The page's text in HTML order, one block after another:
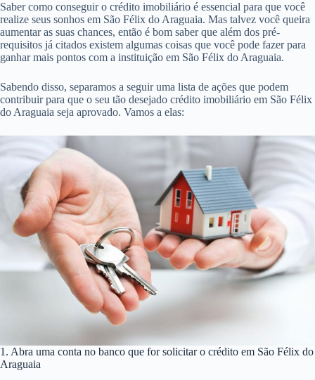
Saber como conseguir o crédito imobiliário é essencial para que você
realize seus sonhos em São Félix do Araguaia. Mas talvez você queira
aumentar as suas chances, então é bom saber que além dos pré-
requisitos já citados existem algumas coisas que você pode fazer para
ganhar mais pontos com a instituição em São Félix do Araguaia.
Sabendo disso, separamos a seguir uma lista de ações que podem
contribuir para que o seu tão desejado crédito imobiliário em São Félix
do Araguaia seja aprovado. Vamos a elas:
1. Abra uma conta no banco que for solicitar o crédito em São Félix do
Araguaia